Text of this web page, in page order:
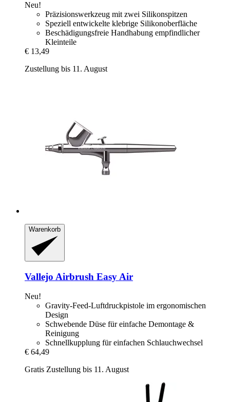
Neu!
Präzisionswerkzeug mit zwei Silikonspitzen
Speziell entwickelte klebrige Silikonoberfläche
Beschädigungsfreie Handhabung empfindlicher
Kleinteile
€ 13,49
Zustellung bis 11. August
Warenkorb
Vallejo Airbrush Easy Air
Neu!
Gravity-Feed-Luftdruckpistole im ergonomischen
Design
Schwebende Düse für einfache Demontage &
Reinigung
Schnellkupplung für einfachen Schlauchwechsel
€ 64,49
Gratis Zustellung bis 11. August